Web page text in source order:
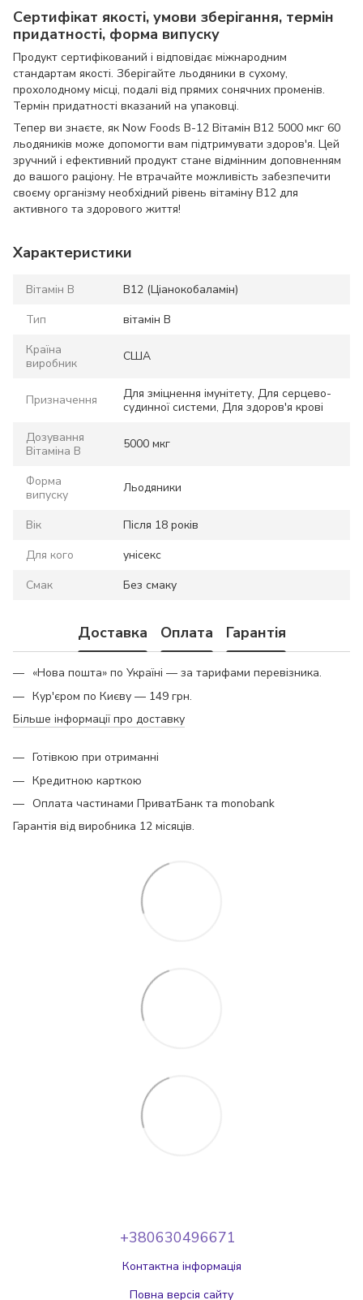
Сертифікат якості, умови зберігання, термін
придатності, форма випуску
Продукт сертифікований і відповідає міжнародним
стандартам якості. Зберігайте льодяники в сухому,
прохолодному місці, подалі від прямих сонячних променів.
Термін придатності вказаний на упаковці.
Тепер ви знаєте, як Now Foods B-12 Вітамін B12 5000 мкг 60
льодяників може допомогти вам підтримувати здоров'я. Цей
зручний і ефективний продукт стане відмінним доповненням
до вашого раціону. Не втрачайте можливість забезпечити
своєму організму необхідний рівень вітаміну B12 для
активного та здорового життя!
Характеристики
Вітамін B
B12 (Ціанокобаламін)
Тип
вітамін B
Країна
виробник
США
Призначення
Для зміцнення імунітету, Для серцево-
судинної системи, Для здоров'я крові
Дозування
Вітаміна B
5000 мкг
Форма
випуску
Льодяники
Вік
Після 18 років
Для кого
унісекс
Смак
Без смаку
Доставка Оплата Гарантія
«Нова пошта» по Україні — за тарифами перевізника.
Кур'єром по Києву — 149 грн.
Більше інформації про доставку
Готівкою при отриманні
Кредитною карткою
Оплата частинами ПриватБанк та monobank
Гарантія від виробника 12 місяців.
+380630496671
Контактна інформація
Повна версія сайту